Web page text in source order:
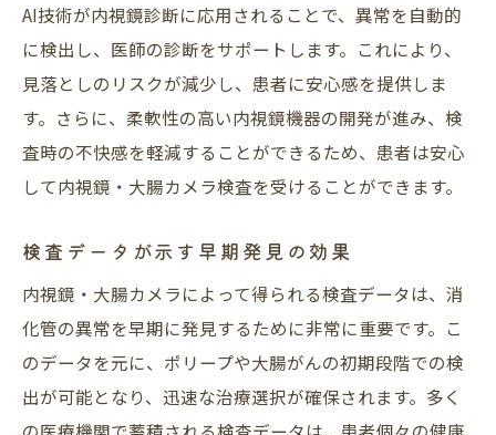
AI技術が内視鏡診断に応用されることで、異常を自動的
に検出し、医師の診断をサポートします。これにより、
見落としのリスクが減少し、患者に安心感を提供しま
す。さらに、柔軟性の高い内視鏡機器の開発が進み、検
査時の不快感を軽減することができるため、患者は安心
して内視鏡・大腸カメラ検査を受けることができます。
検査データが示す早期発見の効果
内視鏡・大腸カメラによって得られる検査データは、消
化管の異常を早期に発見するために非常に重要です。こ
のデータを元に、ポリープや大腸がんの初期段階での検
出が可能となり、迅速な治療選択が確保されます。多く